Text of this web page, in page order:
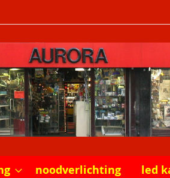
noodverlichting led